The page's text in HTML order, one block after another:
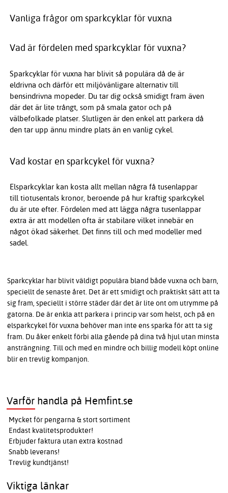
Vanliga frågor om sparkcyklar för vuxna
Vad är fördelen med sparkcyklar för vuxna?
Sparkcyklar för vuxna har blivit så populära då de är
eldrivna och därför ett miljövänligare alternativ till
bensindrivna mopeder. Du tar dig också smidigt fram även
där det är lite trångt, som på smala gator och på
välbefolkade platser. Slutligen är den enkel att parkera då
den tar upp ännu mindre plats än en vanlig cykel.
Vad kostar en sparkcykel för vuxna?
Elsparkcyklar kan kosta allt mellan några få tusenlappar
till tiotusentals kronor, beroende på hur kraftig sparkcykel
du är ute efter. Fördelen med att lägga några tusenlappar
extra är att modellen ofta är stabilare vilket innebär en
något ökad säkerhet. Det finns till och med modeller med
sadel.
Sparkcyklar har blivit väldigt populära bland både vuxna och barn,
speciellt de senaste året. Det är ett smidigt och praktiskt sätt att ta
sig fram, speciellt i större städer där det är lite ont om utrymme på
gatorna. De är enkla att parkera i princip var som helst, och på en
elsparkcykel för vuxna behöver man inte ens sparka för att ta sig
fram. Du åker enkelt förbi alla gående på dina två hjul utan minsta
ansträngning. Till och med en mindre och billig modell köpt online
blir en trevlig kompanjon.
Varför handla på Hemfint.se
Mycket för pengarna & stort sortiment
Endast kvalitetsprodukter!
Erbjuder faktura utan extra kostnad
Snabb leverans!
Trevlig kundtjänst!
Viktiga länkar